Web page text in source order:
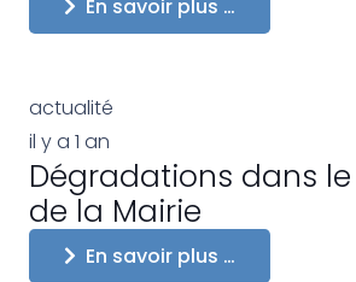
En savoir plus …
actualité
il y a 1 an
Dégradations dans
de la Mairie
En savoir plus …